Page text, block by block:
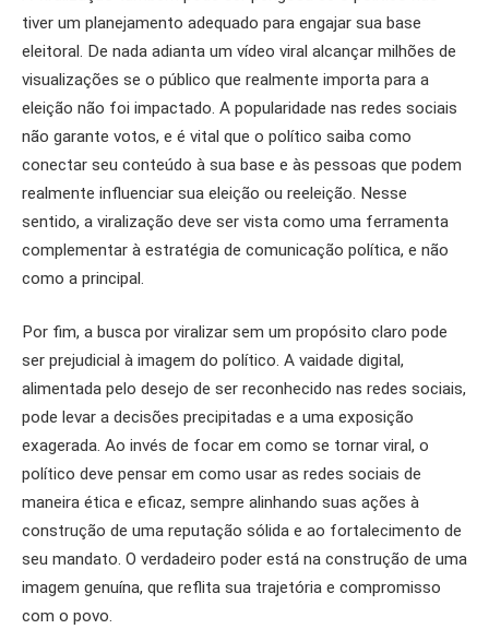
tiver um planejamento adequado para engajar sua base
eleitoral. De nada adianta um vídeo viral alcançar milhões de
visualizações se o público que realmente importa para a
eleição não foi impactado. A popularidade nas redes sociais
não garante votos, e é vital que o político saiba como
conectar seu conteúdo à sua base e às pessoas que podem
realmente influenciar sua eleição ou reeleição. Nesse
sentido, a viralização deve ser vista como uma ferramenta
complementar à estratégia de comunicação política, e não
como a principal.
Por fim, a busca por viralizar sem um propósito claro pode
ser prejudicial à imagem do político. A vaidade digital,
alimentada pelo desejo de ser reconhecido nas redes sociais,
pode levar a decisões precipitadas e a uma exposição
exagerada. Ao invés de focar em como se tornar viral, o
político deve pensar em como usar as redes sociais de
maneira ética e eficaz, sempre alinhando suas ações à
construção de uma reputação sólida e ao fortalecimento de
seu mandato. O verdadeiro poder está na construção de uma
imagem genuína, que reflita sua trajetória e compromisso
com o povo.